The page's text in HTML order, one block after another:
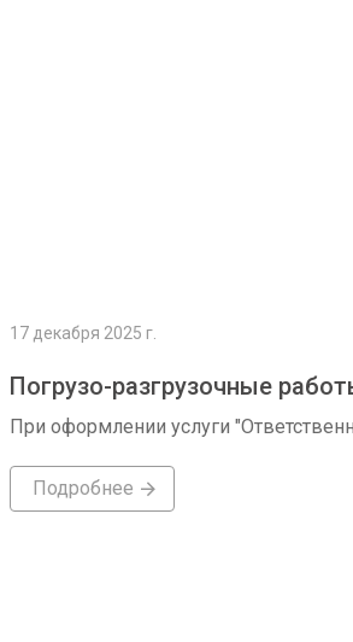
17 декабря 2025 г.
Погрузо-разгрузочные
При оформлении услуги
Подробнее